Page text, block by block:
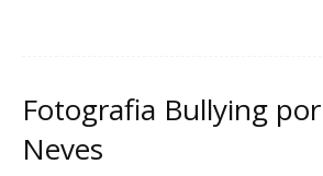
Fotografia Bullying
Neves